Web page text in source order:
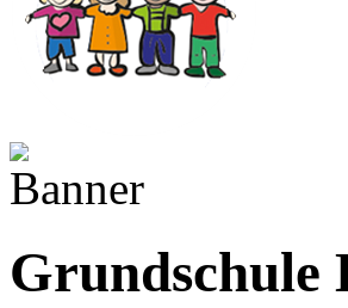
Grundschule